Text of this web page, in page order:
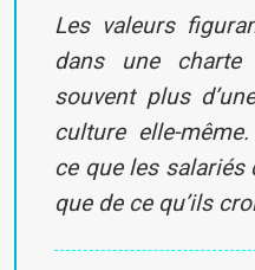
Les valeurs
dans une charte
souvent plus
culture elle-
ce que les
que de ce qu’ils